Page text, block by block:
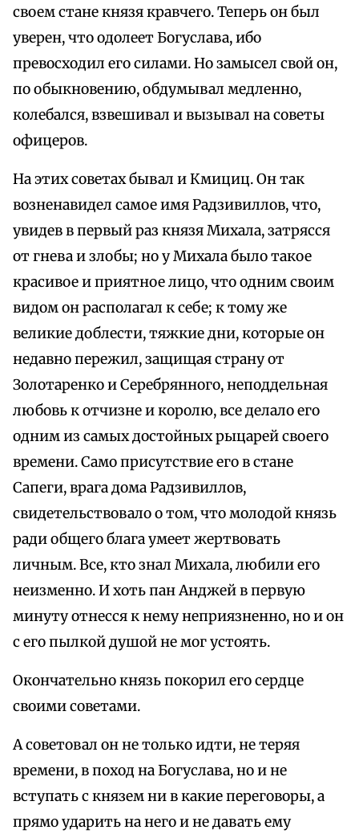
своем стане князя кравчего. Теперь он был
уверен, что одолеет Богуслава, ибо
превосходил его силами. Но замысел свой он,
по обыкновению, обдумывал медленно,
колебался, взвешивал и вызывал на советы
офицеров.
На этих советах бывал и Кмициц. Он так
возненавидел самое имя Радзивиллов, что,
увидев в первый раз князя Михала, затрясся
от гнева и злобы; но у Михала было такое
красивое и приятное лицо, что одним своим
видом он располагал к себе; к тому же
великие доблести, тяжкие дни, которые он
недавно пережил, защищая страну от
Золотаренко и Серебрянного, неподдельная
любовь к отчизне и королю, все делало его
одним из самых достойных рыцарей своего
времени. Само присутствие его в стане
Сапеги, врага дома Радзивиллов,
свидетельствовало о том, что молодой князь
ради общего блага умеет жертвовать
личным. Все, кто знал Михала, любили его
неизменно. И хоть пан Анджей в первую
минуту отнесся к нему неприязненно, но и он
с его пылкой душой не мог устоять.
Окончательно князь покорил его сердце
своими советами.
А советовал он не только идти, не теряя
времени, в поход на Богуслава, но и не
вступать с князем ни в какие переговоры, а
прямо ударить на него и не давать ему